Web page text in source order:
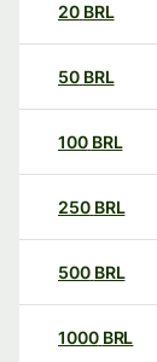
20 BRL
50 BRL
100 BRL
250 BRL
500 BRL
1000 BRL